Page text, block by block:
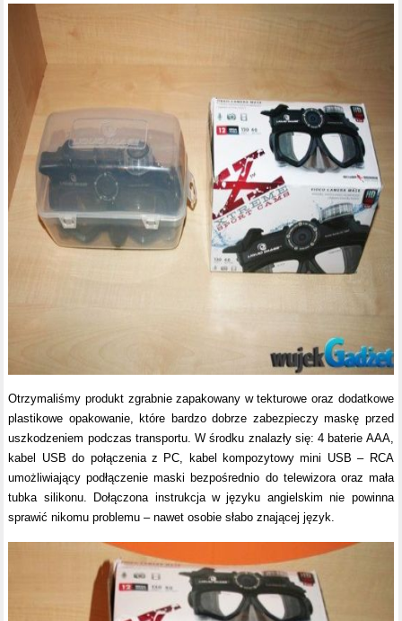
Otrzymaliśmy produkt zgrabnie zapakowany w tekturowe oraz dodatkowe
plastikowe opakowanie, które bardzo dobrze zabezpieczy maskę przed
uszkodzeniem podczas transportu. W środku znalazły się: 4 baterie AAA,
kabel USB do połączenia z PC, kabel kompozytowy mini USB – RCA
umożliwiający podłączenie maski bezpośrednio do telewizora oraz mała
tubka silikonu. Dołączona instrukcja w języku angielskim nie powinna
sprawić nikomu problemu – nawet osobie słabo znającej język.